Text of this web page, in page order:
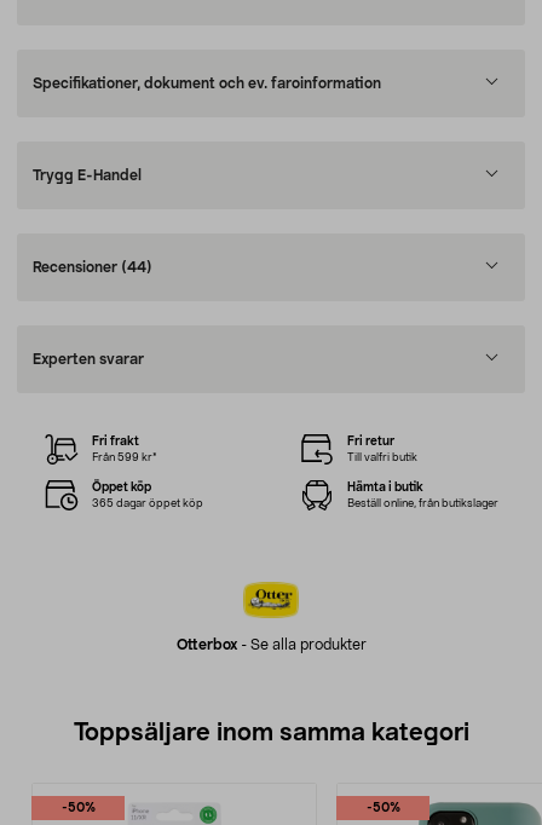
Specifikationer, dokument och ev. faroinformation
Trygg E-Handel
Recensioner (44)
Experten svarar
Otterbox- Se alla produkter
Fri frakt
Från 599 kr*
Fri retur
Till valfri butik
Öppet köp
365 dagar öppet köp
Hämta i butik
Beställ online, från butikslager
Toppsäljare inom samma kategori
-50% -50%